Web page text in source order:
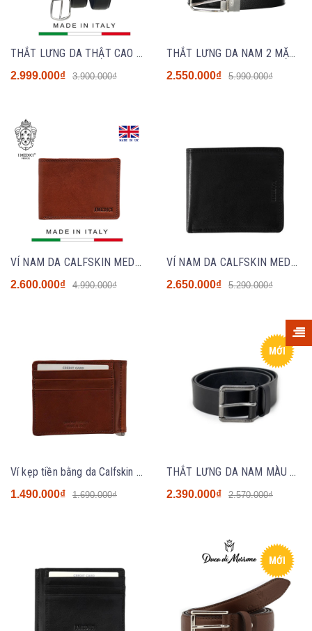
THẮT LƯNG DA THẬT CAO CẤP 1010-35 MÀU ĐEN - MEDICI OF FLORENCE - SẢN XUẤT THỦ CÔNG TẠI ITALIA
2.999.000₫ 3.900.000₫
THẮT LƯNG DA NAM 2 MẶT MÀU ĐEN - CALVIN KLEIN - NHẬP KHẨU CHÍNH HÃNG TỪ Ý
2.550.000₫ 5.990.000₫
VÍ NAM DA CALFSKIN MED05 - BROWN- MEDICI OF FLORENCE - NHẬP KHẨU CHÍNH HÃNG TỪ ITALIA
2.600.000₫ 4.990.000₫
VÍ NAM DA CALFSKIN MED027 - BLACK - MEDICI OF FLORENCE - NHẬP KHẨU CHÍNH HÃNG TỪ ITALIA
2.650.000₫ 5.290.000₫
Ví kẹp tiền bằng da Calfskin hãng Medici of Florence MED016 Brown - NK Italy
1.490.000₫ 1.690.000₫
MỚI
THẮT LƯNG DA NAM MÀU ĐEN - BOSS - NHẬP KHẨU CHÍNH HÃNG TỪ ITALIA
2.390.000₫ 2.570.000₫
MỚI